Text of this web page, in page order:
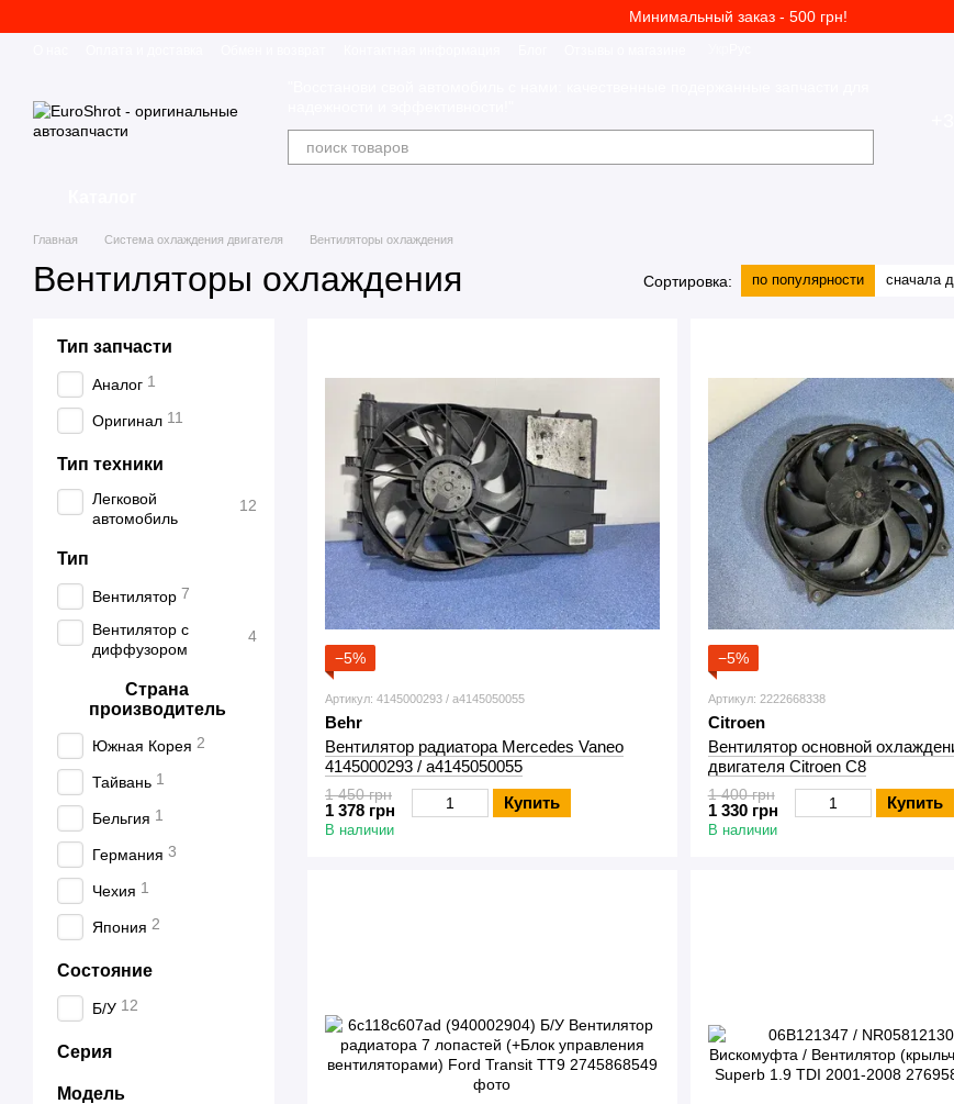
Минимальный заказ - 500 грн!
Главная Система охлаждения двигателя Вентиляторы охлаждения
Вентиляторы охлаждения Сортировка: по популярности сначала
−5%
Артикул: 4145000293 / a4145050055
Behr
Вентилятор радиаторa Mercedes Vaneo
4145000293 / a4145050055
1 450 грн
1 378 грн Купить
В наличии
−5%
Артикул: 2222668338
Citroen
Вентилятор основной
двигателя Citroen C8
1 400 грн
1 330 грн Купить
В наличии
Тип запчасти
Аналог 1
Оригинал 11
Тип техники
Легковой
автомобиль
12
Тип
Вентилятор 7
Вентилятор с
диффузором
4
Страна
производитель
Южная Корея 2
Тайвань 1
Бельгия 1
Германия 3
Чехия 1
Япония 2
Состояние
Б/У 12
Серия
Модель